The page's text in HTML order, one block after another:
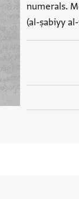
numerals.
(al-ṣabiyy